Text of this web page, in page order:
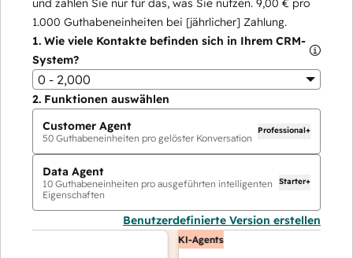
und zahlen Sie nur für das, was Sie nutzen. 9,00 € pro
1.000 Guthabeneinheiten bei [jährlicher] Zahlung.
1. Wie viele Kontakte befinden sich in Ihrem CRM-
System?
0 - 2,000
2. Funktionen auswählen
Customer Agent
50 Guthabeneinheiten pro gelöster Konversation
Professional+
Data Agent
10 Guthabeneinheiten pro ausgeführten intelligenten
Eigenschaften
Starter+
Benutzerdefinierte Version erstellen
KI-Agents